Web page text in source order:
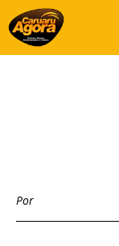
Por